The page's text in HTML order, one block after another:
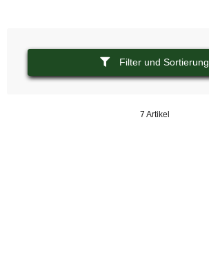
Filter und Sortierung
7 Artikel